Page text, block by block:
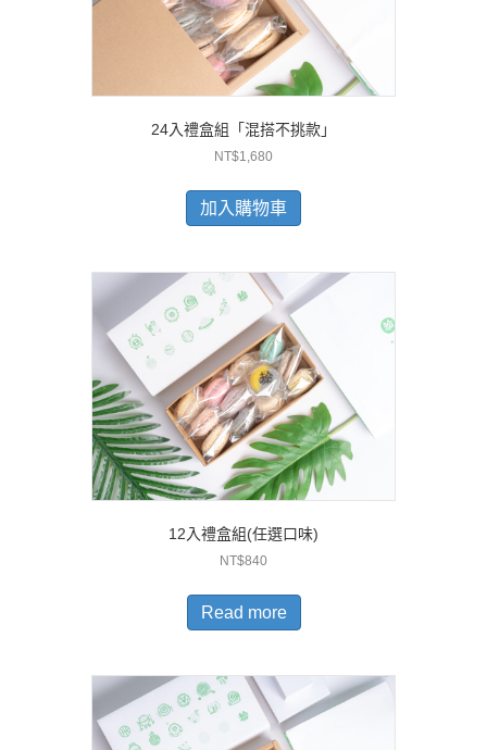
24入禮盒組「混搭不挑款」
NT$1,680
加入購物車
12入禮盒組(任選口味)
NT$840
Read more